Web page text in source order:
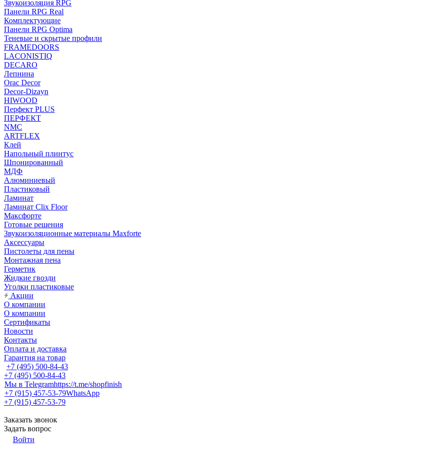
Звукоизоляция RPG
Панели RPG Real
Комплектующие
Панели RPG Optima
Теневые и скрытые профили
FRAMEDOORS
LACONISTIQ
DECARO
Лепнина
Orac Decor
Decor-Dizayn
HIWOOD
Перфект PLUS
ПЕРФЕКТ
NMC
ARTFLEX
Клей
Напольный плинтус
Шпонированный
МДФ
Алюминиевый
Пластиковый
Ламинат
Ламинат Clix Floor
Максфорте
Готовые решения
Звукоизоляционные материалы Maxforte
Аксессуары
Пистолеты для пены
Монтажная пена
Герметик
Жидкие гвозди
Уголки пластиковые
Акции
О компании
О компании
Сертификаты
Новости
Контакты
Оплата и доставка
Гарантия на товар
+7 (495) 500-84-43
+7 (495) 500-84-43
Мы в Telegramhttps://t.me/shopfinish
+7 (915) 457-53-79WhatsApp
+7 (915) 457-53-79
Заказать звонок
Задать вопрос
Войти